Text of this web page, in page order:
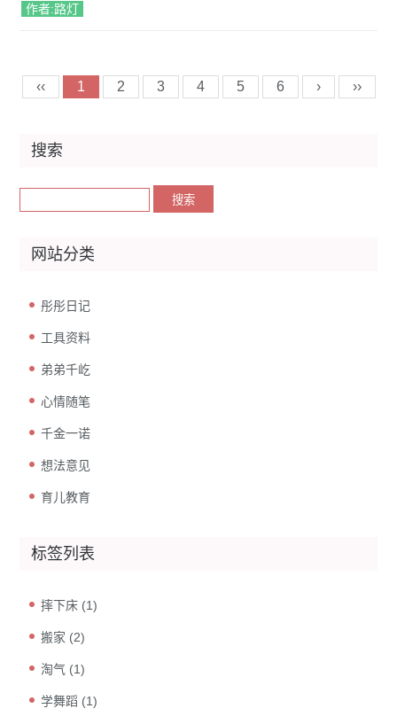
作者:路灯
‹‹ 1 2 3 4 5 6 › ››
搜索
网站分类
彤彤日记
工具资料
弟弟千屹
心情随笔
千金一诺
想法意见
育儿教育
标签列表
摔下床 (1)
搬家 (2)
淘气 (1)
学舞蹈 (1)